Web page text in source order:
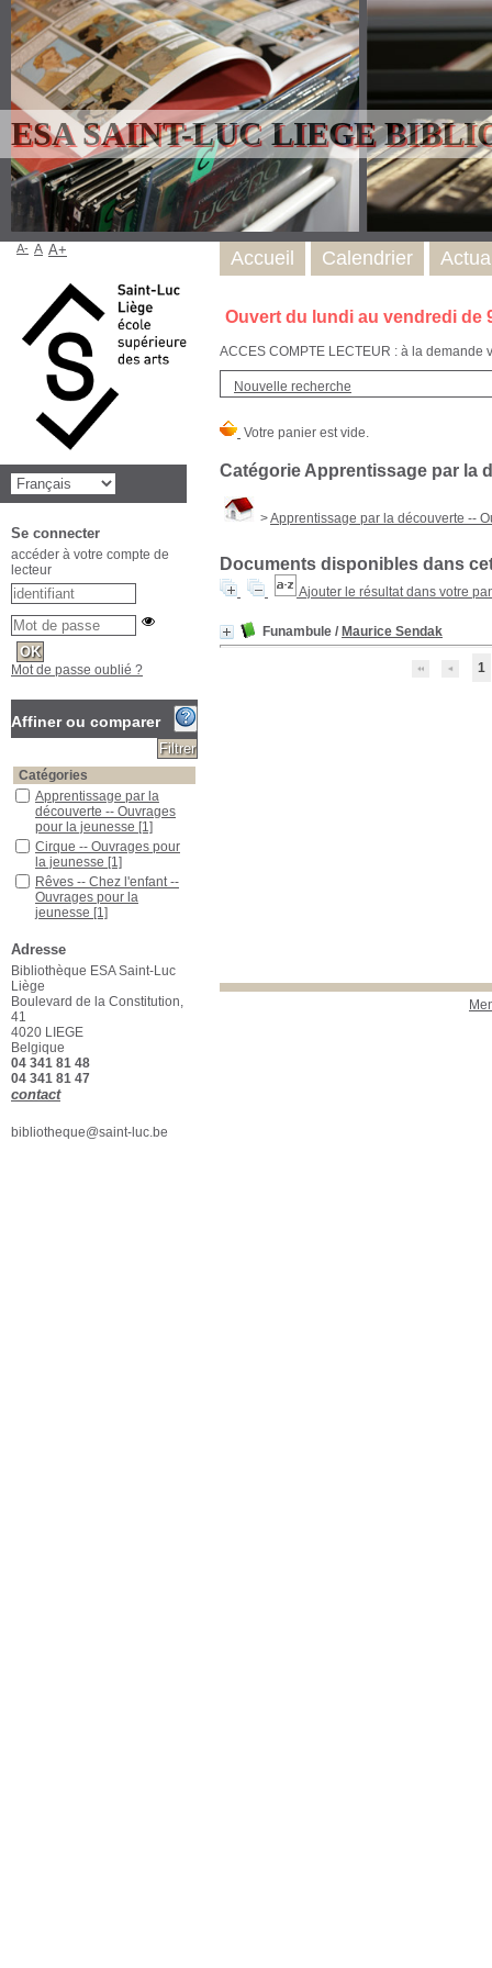
ESA SAINT-LUC LIEGE
Ouvert du lundi au vendredi de
ACCES COMPTE LECTEUR : à la
Nouvelle recherche
Catégorie Apprentissage par la
>Apprentissage par la découverte --
Documents disponibles dans
Ajouter le résultat dans votre
Funambule / Maurice Sendak
1
Accueil Calendrier
A- A A+
Se connecter
accéder à votre compte de
lecteur
Mot de passe oublié ?
Affiner ou comparer
Catégories
Apprentissage par la
découverte -- Ouvrages
pour la jeunesse [1]
Cirque -- Ouvrages pour
la jeunesse [1]
Rêves -- Chez l'enfant --
Ouvrages pour la
jeunesse [1]
2012)
Localisation
ESA Saint-Luc
Section
Beaux-Arts - Biblio
Adresse
Bibliothèque ESA Saint-Luc
Liège
Boulevard de la Constitution,
41
4020 LIEGE
Belgique
04 341 81 48
04 341 81 47
contact
bibliotheque@saint-luc.be